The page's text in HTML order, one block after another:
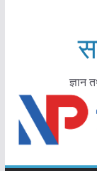
ज्ञान